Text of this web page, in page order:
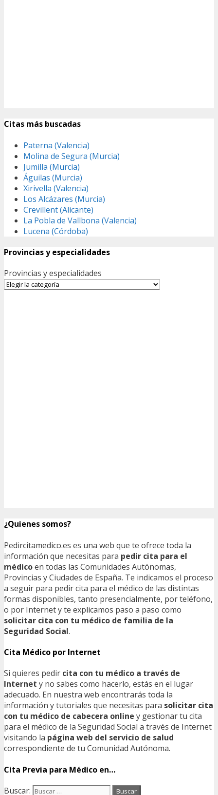
Citas más buscadas
Paterna (Valencia)
Molina de Segura (Murcia)
Jumilla (Murcia)
Águilas (Murcia)
Xirivella (Valencia)
Los Alcázares (Murcia)
Crevillent (Alicante)
La Pobla de Vallbona (Valencia)
Lucena (Córdoba)
Provincias y especialidades
Provincias y especialidades
¿Quienes somos?
Pedircitamedico.es es una web que te ofrece toda la
información que necesitas para pedir cita para el
médicoen todas las Comunidades Autónomas,
Provincias y Ciudades de España. Te indicamos el proceso
a seguir para pedir cita para el médico de las distintas
formas disponibles, tanto presencialmente, por teléfono,
o por Internet y te explicamos paso a paso como
solicitar cita con tu médico de familia de la
Seguridad Social.
Cita Médico por Internet
Si quieres pedir cita con tu médico a través de
Internet y no sabes como hacerlo, estás en el lugar
adecuado. En nuestra web encontrarás toda la
información y tutoriales que necesitas para solicitar cita
con tu médico de cabecera online y gestionar tu cita
para el médico de la Seguridad Social a través de Internet
visitando la página web del servicio de salud
correspondiente de tu Comunidad Autónoma.
Cita Previa para Médico en…
Buscar: